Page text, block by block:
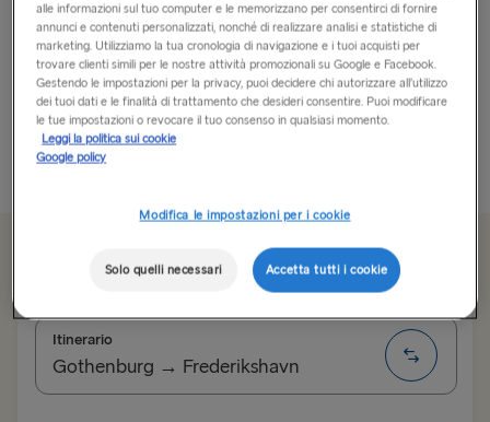
Dalle strade del lungomare dai colori vivaci alle
tranquille escursioni sulla costa, Stavanger è
semplicemente indimenticabile. Quarta città più grande
dellaNorvegia, sicuramente non conosciuta come
Oslo, Stavanger si trova su una splendida...
Più informazioni
Da 99.60€ sola andata, auto e conducente
Itinerario
Gothenburg → Frederikshavn
alle informazioni sul tuo computer e le memorizzano per consentirci di fornire
annunci e contenuti personalizzati, nonché di realizzare analisi e statistiche di
marketing. Utilizziamo la tua cronologia di navigazione e i tuoi acquisti per
trovare clienti simili per le nostre attività promozionali su Google e Facebook.
Gestendo le impostazioni per la privacy, puoi decidere chi autorizzare all’utilizzo
dei tuoi dati e le finalità di trattamento che desideri consentire. Puoi modificare
le tue impostazioni o revocare il tuo consenso in qualsiasi momento.
Leggi la politica sui cookie
Google policy
Modifica le impostazioni per i cookie
Solo quelli necessari Accetta tutti i cookie